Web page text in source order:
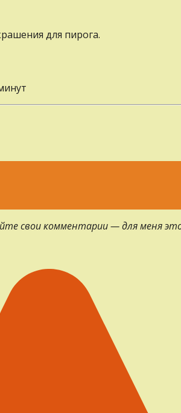
для пирога.
свои комментарии — для меня